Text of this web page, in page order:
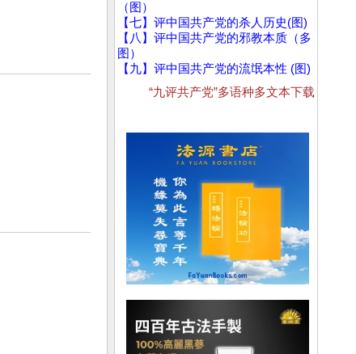
（图）
【七】评中国共产党的杀人历史(图)
【八】评中国共产党的邪教本质（多
图）
【九】评中国共产党的流氓本性 (图)
“九评共产党”多语种多文本下载